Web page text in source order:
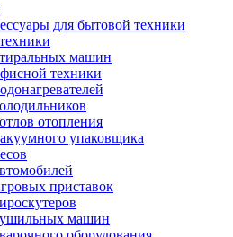
для бытовой техники
машин
техники
отопления
упаковщика
приставок
машин